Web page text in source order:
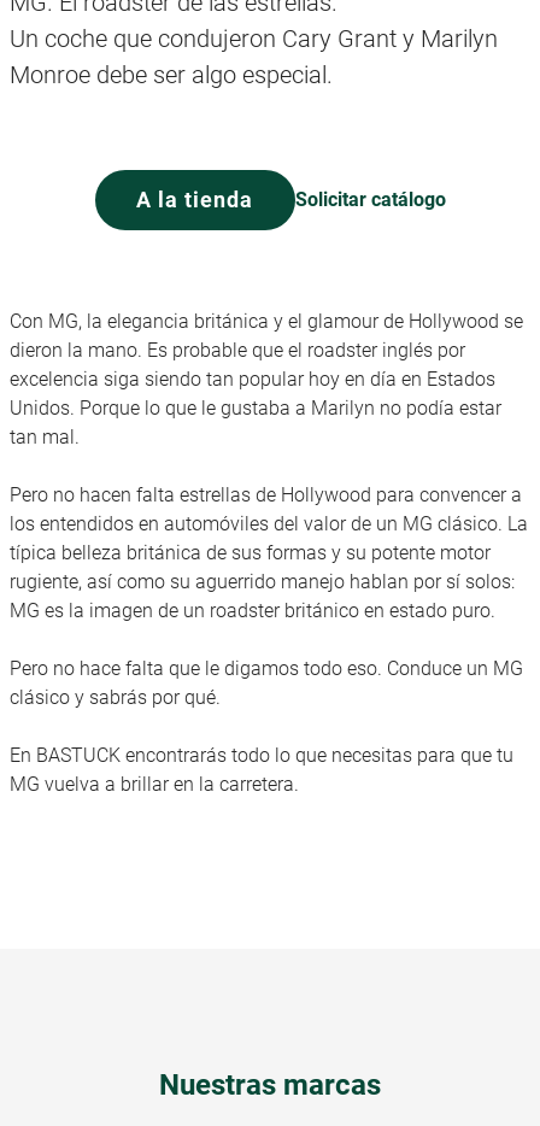
Un coche que condujeron Cary Grant y Marilyn
Monroe debe ser algo especial.
A la tienda Solicitar catálogo
Con MG, la elegancia británica y el glamour de Hollywood se
dieron la mano. Es probable que el roadster inglés por
excelencia siga siendo tan popular hoy en día en Estados
Unidos. Porque lo que le gustaba a Marilyn no podía estar
tan mal.
Pero no hacen falta estrellas de Hollywood para convencer a
los entendidos en automóviles del valor de un MG clásico. La
típica belleza británica de sus formas y su potente motor
rugiente, así como su aguerrido manejo hablan por sí solos:
MG es la imagen de un roadster británico en estado puro.
Pero no hace falta que le digamos todo eso. Conduce un MG
clásico y sabrás por qué.
En BASTUCK encontrarás todo lo que necesitas para que tu
MG vuelva a brillar en la carretera.
Nuestras marcas